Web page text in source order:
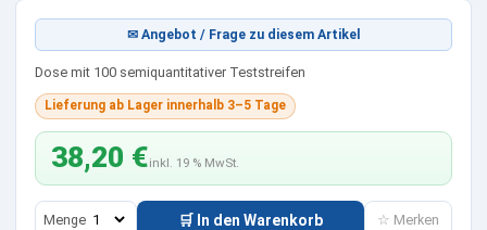
✉ Angebot / Frage zu diesem Artikel
Dose mit 100 semiquantitativer Teststreifen
Lieferung ab Lager innerhalb 3–5 Tage
38,20 €inkl. 19 % MwSt.
Menge 🛒 In den Warenkorb ☆ Merken